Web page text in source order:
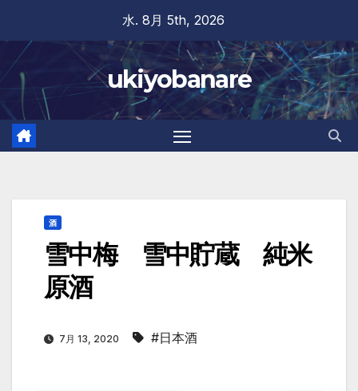
content
水. 8月 5th, 2026
ukiyobanare
酒
雪中梅 雪中貯蔵 純米
原酒
7月 13, 2020 #日本酒